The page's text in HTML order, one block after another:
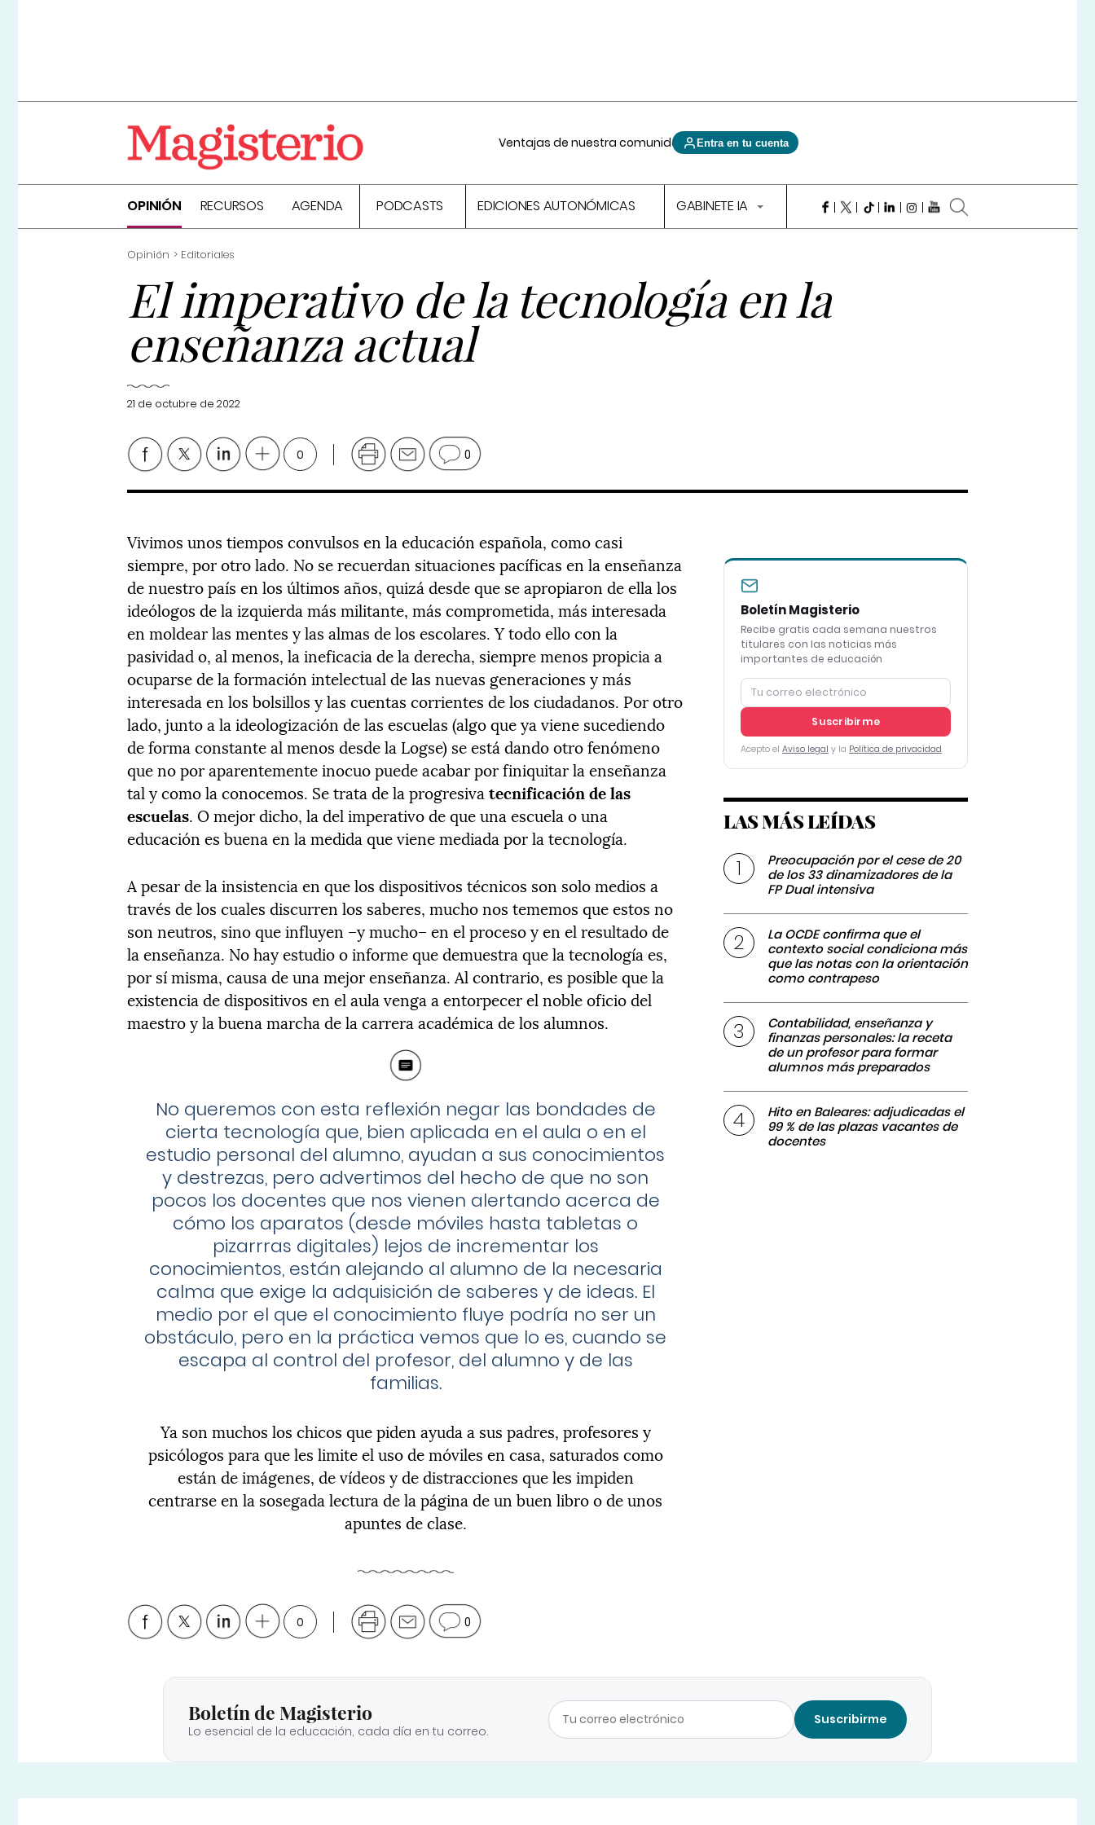
Ventajas de nuestra comunidad Entra en tu cuenta
OPINIÓN RECURSOS AGENDA PODCASTS EDICIONES AUTONÓMICAS GABINETE IA
Opinión Editoriales
El imperativo de la tecnología en la
enseñanza actual
21 de octubre de 2022
0 0
Vivimos unos tiempos convulsos en la educación española, como casi
siempre, por otro lado. No se recuerdan situaciones pacíficas en la enseñanza
de nuestro país en los últimos años, quizá desde que se apropiaron de ella los
ideólogos de la izquierda más militante, más comprometida, más interesada
en moldear las mentes y las almas de los escolares. Y todo ello con la
pasividad o, al menos, la ineficacia de la derecha, siempre menos propicia a
ocuparse de la formación intelectual de las nuevas generaciones y más
interesada en los bolsillos y las cuentas corrientes de los ciudadanos. Por otro
lado, junto a la ideologización de las escuelas (algo que ya viene sucediendo
de forma constante al menos desde la Logse) se está dando otro fenómeno
que no por aparentemente inocuo puede acabar por finiquitar la enseñanza
tal y como la conocemos. Se trata de la progresivatecnificación de las
escuelas. O mejor dicho, la del imperativo de que una escuela o una
educación es buena en la medida que viene mediada por la tecnología.
A pesar de la insistencia en que los dispositivos técnicos son solo medios a
través de los cuales discurren los saberes, mucho nos tememos que estos no
son neutros, sino que influyen –y mucho– en el proceso y en el resultado de
la enseñanza. No hay estudio o informe que demuestra que la tecnología es,
por sí misma, causa de una mejor enseñanza. Al contrario, es posible que la
existencia de dispositivos en el aula venga a entorpecer el noble oficio del
maestro y la buena marcha de la carrera académica de los alumnos.
No queremos con esta reflexión negar las bondades de
cierta tecnología que, bien aplicada en el aula o en el
estudio personal del alumno, ayudan a sus conocimientos
y destrezas, pero advertimos del hecho de que no son
pocos los docentes que nos vienen alertando acerca de
cómo los aparatos (desde móviles hasta tabletas o
pizarrras digitales) lejos de incrementar los
conocimientos, están alejando al alumno de la necesaria
calma que exige la adquisición de saberes y de ideas. El
medio por el que el conocimiento fluye podría no ser un
obstáculo, pero en la práctica vemos que lo es, cuando se
escapa al control del profesor, del alumno y de las
familias.
Ya son muchos los chicos que piden ayuda a sus padres, profesores y
psicólogos para que les limite el uso de móviles en casa, saturados como
están de imágenes, de vídeos y de distracciones que les impiden
centrarse en la sosegada lectura de la página de un buen libro o de unos
apuntes de clase.
0 0
Boletín Magisterio
Recibe gratis cada semana nuestros
titulares con las noticias más
importantes de educación
Suscribirme
Acepto el Aviso legal y la Política de privacidad
LAS MÁS LEÍDAS
Preocupación por el cese de 20
de los 33 dinamizadores de la
FP Dual intensiva
La OCDE confirma que el
contexto social condiciona más
que las notas con la orientación
como contrapeso
Contabilidad, enseñanza y
finanzas personales: la receta
de un profesor para formar
alumnos más preparados
Hito en Baleares: adjudicadas el
99 % de las plazas vacantes de
docentes
Boletín de Magisterio
Lo esencial de la educación, cada día en tu correo.
Suscribirme